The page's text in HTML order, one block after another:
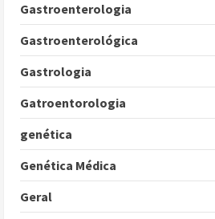
Gastroenterologia
Gastroenterológica
Gastrologia
Gatroentorologia
genética
Genética Médica
Geral